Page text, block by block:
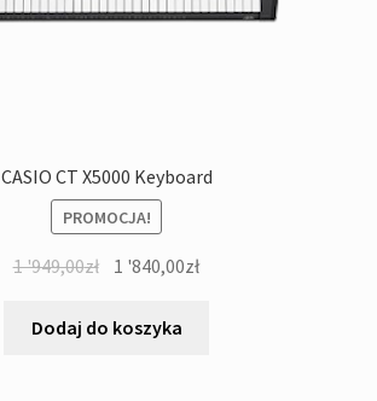
CASIO CT X5000 Keyboard
PROMOCJA!
1 '949,00zł Pierwotna
wynosiła:
1 '840,00złAktualna
Dodaj do koszyka